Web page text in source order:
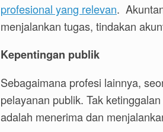
profesional yang relevan.
menjalankan tugas, tindakan
Kepentingan publik
Sebagaimana profesi lainnya,
pelayanan publik. Tak
adalah menerima dan